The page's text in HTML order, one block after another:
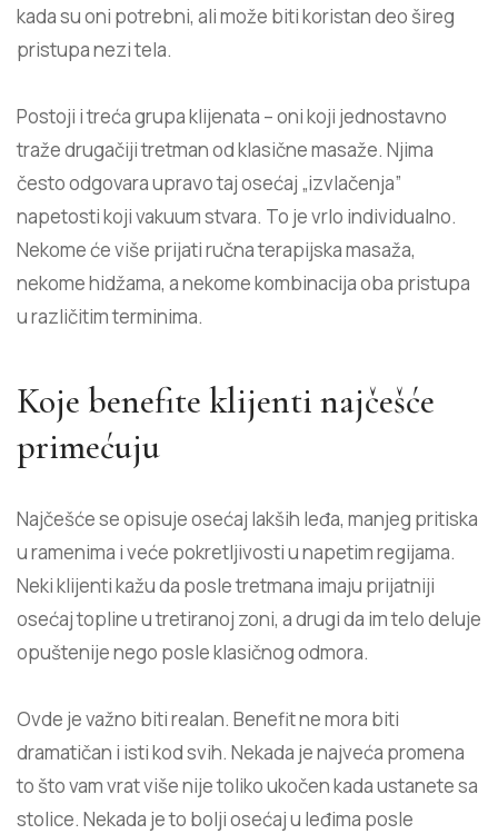
kada su oni potrebni, ali može biti koristan deo šireg
pristupanezi tela.
Postoji i treća grupa klijenata – oni koji jednostavno
traže drugačiji tretman od klasične masaže. Njima
često odgovara upravo taj osećaj „izvlačenja”
napetosti koji vakuum stvara. To je vrlo individualno.
Nekome će više prijati ručna terapijska masaža,
nekome hidžama, a nekome kombinacija oba pristupa
u različitim terminima.
Koje benefite klijenti najčešće
primećuju
Najčešće se opisuje osećaj lakših leđa, manjeg pritiska
u ramenima i veće pokretljivosti u napetim regijama.
Neki klijenti kažu da posle tretmana imaju prijatniji
osećaj topline u tretiranoj zoni, a drugi da im telo deluje
opuštenije nego posle klasičnog odmora.
Ovde je važno biti realan. Benefit ne mora biti
dramatičan i isti kod svih. Nekada je najveća promena
to što vam vrat više nije toliko ukočen kada ustanete sa
stolice. Nekada je to bolji osećaj u leđima posle